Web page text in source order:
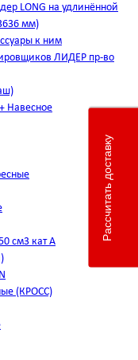
LONG на удлинённой
мм)
к ним
ЛИДЕР пр-во
Навесное
см3 кат А
(КРОСС)
Рассчитать доставку